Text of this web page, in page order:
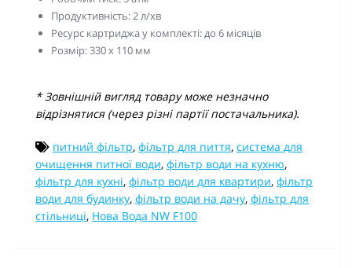
Продуктивність: 2 л/хв
Ресурс картриджа у комплекті: до 6 місяців
Розмір: 330 х 110 мм
* Зовнішній вигляд товару може незначно
відрізнятися (через різні партії постачальника).
питний фільтр, фільтр для пиття, система для
очищення питної води, фільтр води на кухню,
фільтр для кухні, фільтр води для квартири, фільтр
води для будинку, фільтр води на дачу, фільтр для
стільниці, Нова Вода NW F100